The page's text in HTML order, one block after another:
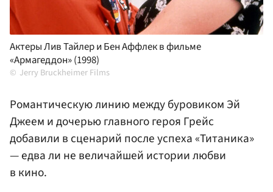
Актеры Лив Тайлер и Бен Аффлек в фильме
«Армагеддон» (1998)
Jerry Bruckheimer Films
Романтическую линию между буровиком Эй
Джеем и дочерью главного героя Грейс
добавили в сценарий после успеха «Титаника»
— едва ли не величайшей истории любви
в кино.